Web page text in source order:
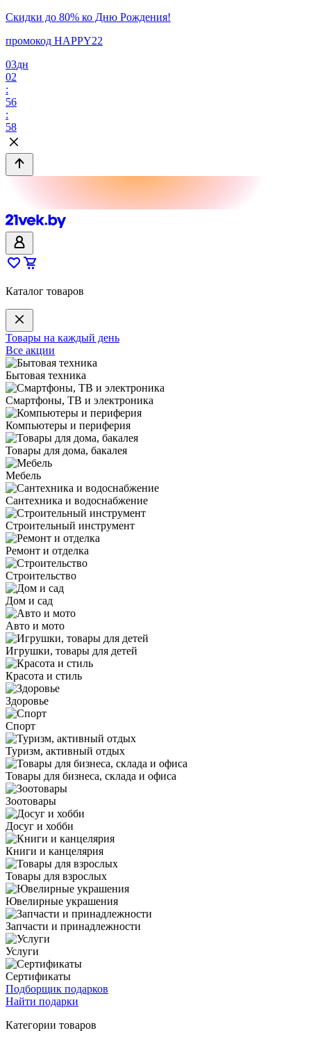
Скидки до 80% ко Дню Рождения!
промокод HAPPY22
03дн
02
:
56
:
58
Каталог товаров
Товары на каждый день
Все акции
Бытовая техника
Смартфоны, ТВ и электроника
Компьютеры и периферия
Товары для дома, бакалея
Мебель
Сантехника и водоснабжение
Строительный инструмент
Ремонт и отделка
Строительство
Дом и сад
Авто и мото
Игрушки, товары для детей
Красота и стиль
Здоровье
Спорт
Туризм, активный отдых
Товары для бизнеса, склада и офиса
Зоотовары
Досуг и хобби
Книги и канцелярия
Товары для взрослых
Ювелирные украшения
Запчасти и принадлежности
Услуги
Сертификаты
Подборщик подарков
Найти подарки
Категории товаров